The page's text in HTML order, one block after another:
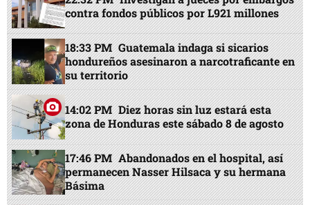
contra fondos públicos por L921 millones
18:33 PM Guatemala indaga si sicarios
hondureños asesinaron a narcotraficante en
su territorio
14:02 PM Diez horas sin luz estará esta
zona de Honduras este sábado 8 de agosto
17:46 PM Abandonados en el hospital, así
permanecen Nasser Hilsaca y su hermana
Básima